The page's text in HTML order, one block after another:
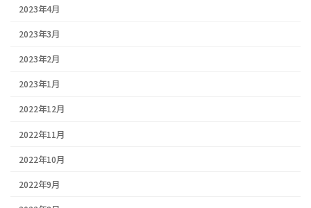
2023年4月
2023年3月
2023年2月
2023年1月
2022年12月
2022年11月
2022年10月
2022年9月